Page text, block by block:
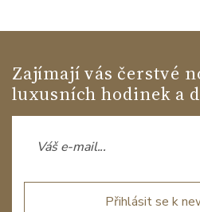
Zajímají vás čerstvé
luxusních hodinek a
Přihlásit se k